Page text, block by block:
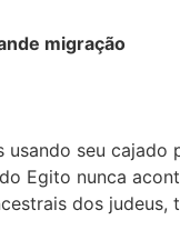
migração
seu
Egito nunca
dos